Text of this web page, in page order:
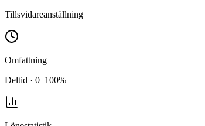
Tillsvidareanställning
Omfattning
Deltid · 0–100%